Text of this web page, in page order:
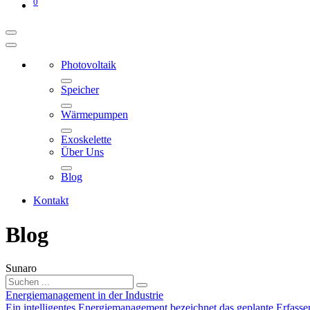
Photovoltaik
Speicher
Wärmepumpen
Exoskelette
Über Uns
Blog
Kontakt
Blog
Sunaro
Energiemanagement in der Industrie